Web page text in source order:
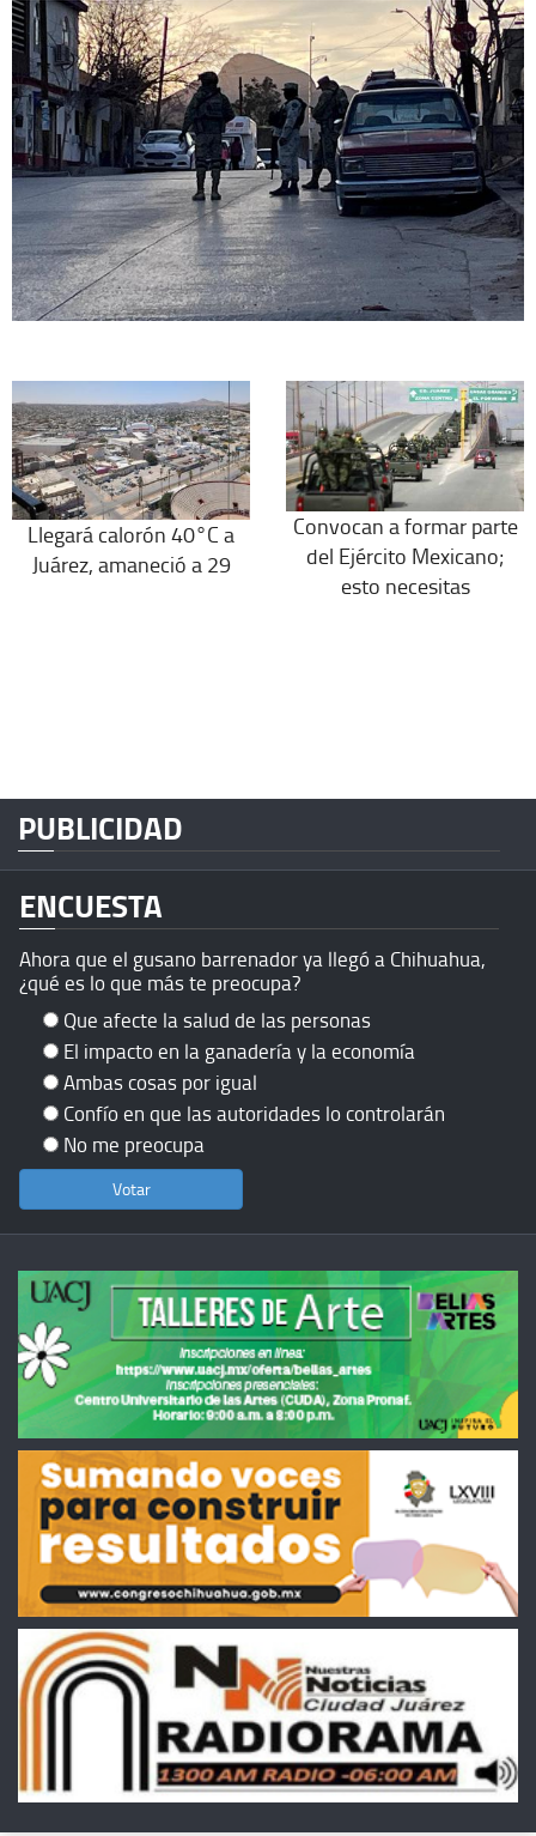
Llegará calorón 40°C a
Juárez, amaneció a 29
Convocan a formar parte
del Ejército Mexicano;
esto necesitas
PUBLICIDAD
ENCUESTA
Ahora que el gusano barrenador ya llegó a Chihuahua,
¿qué es lo que más te preocupa?
Que afecte la salud de las personas
El impacto en la ganadería y la economía
Ambas cosas por igual
Confío en que las autoridades lo controlarán
No me preocupa